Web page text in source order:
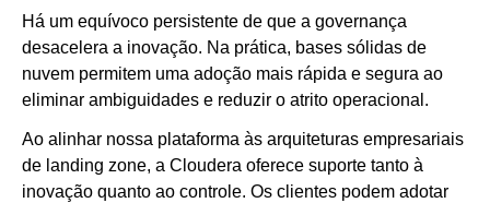
Há um equívoco persistente de que a governança
desacelera a inovação. Na prática, bases sólidas de
nuvem permitem uma adoção mais rápida e segura ao
eliminar ambiguidades e reduzir o atrito operacional.
Ao alinhar nossa plataforma às arquiteturas empresariais
de landing zone, a Cloudera oferece suporte tanto à
inovação quanto ao controle. Os clientes podem adotar